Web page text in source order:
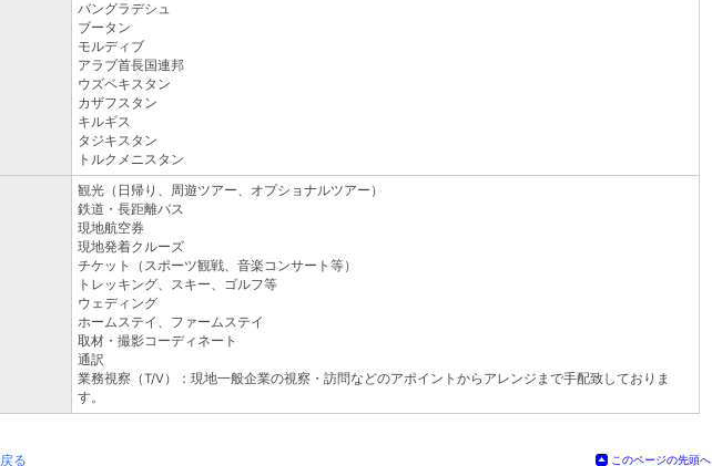
バングラデシュ
ブータン
モルディブ
アラブ首長国連邦
ウズベキスタン
カザフスタン
キルギス
タジキスタン
トルクメニスタン
観光（日帰り、周遊ツアー、オプショナルツアー）
鉄道・長距離バス
現地航空券
現地発着クルーズ
チケット（スポーツ観戦、音楽コンサート等）
トレッキング、スキー、ゴルフ等
ウェディング
ホームステイ、ファームステイ
取材・撮影コーディネート
通訳
業務視察（T/V）：現地一般企業の視察・訪問などのアポイントからアレンジまで手配致しておりま
す。
る このページの先頭へ